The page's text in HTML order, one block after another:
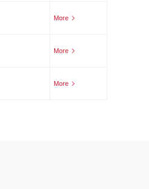
More
More
More